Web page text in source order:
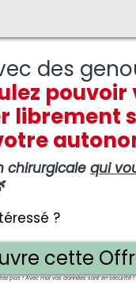
des
pouvoir
librement
chirurgicale qui
?
cette
pas ! Avec moi vos données sont en sécurité !